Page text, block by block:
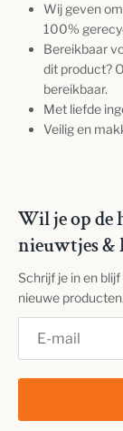
Wij geven
100%
Bereikbaar
dit product?
bereikbaar.
Met liefde
Veilig en
Wil je op de
nieuwtjes &
Schrijf je in en
nieuwe producten.